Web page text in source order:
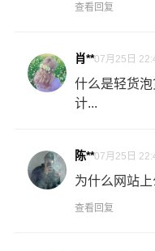
专线运输费用的计算
积。先确定货物性质，
货，根据货物性质确定
什么是提货费用（也称
物流公司安排车辆上门
过程中产生的费用称为
的环节，要确认件数、
查看回复
肖**07月25日
什么是轻货
计...
陈**07月25日
为什么网站
查看回复